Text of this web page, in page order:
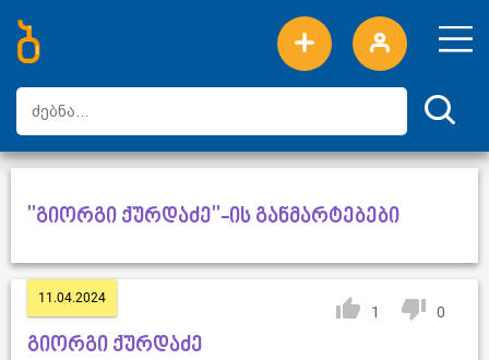
ახალი სიტყვები
ტოპ სიტყვები
დღის ტოპ სიტყვები
ტოპ მომხმარებლები
"გიორგი ქურდაძე"-ის განმარტებები
11.04.2024
1 0
გიორგი ქურდაძე